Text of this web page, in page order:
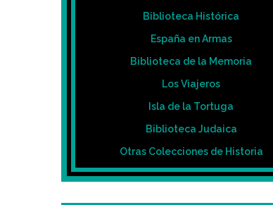
Biblioteca Histórica
España en Armas
Biblioteca de la Memoria
Los Viajeros
Isla de la Tortuga
Biblioteca Judaica
Otras Colecciones de Historia